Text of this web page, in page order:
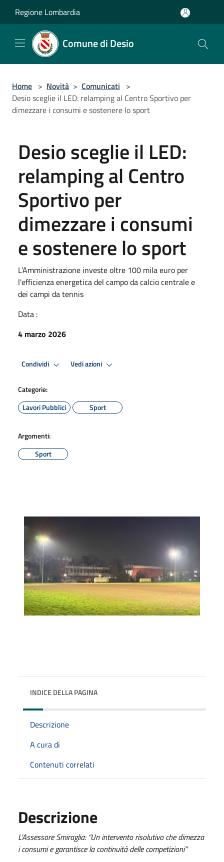
Regione Lombardia
Comune di Desio
Home > Novità > Comunicati >
Desio sceglie il LED: relamping al Centro Sportivo per
dimezzare i consumi e sostenere lo sport
Desio sceglie il LED:
relamping al Centro
Sportivo per
dimezzare i consumi
e sostenere lo sport
L’Amministrazione investe oltre 100 mila euro per
l'efficienza energetica del campo da calcio centrale e
dei campi da tennis
Data :
4 marzo 2026
Condividi Vedi azioni
Categorie:
Lavori Pubblici
Sport
Argomenti:
Sport
INDICE DELLA PAGINA
Descrizione
A cura di
Contenuti correlati
Descrizione
L’Assessore Smiraglia: “Un intervento risolutivo che dimezza
i consumi e garantisce la continuità delle competizioni”